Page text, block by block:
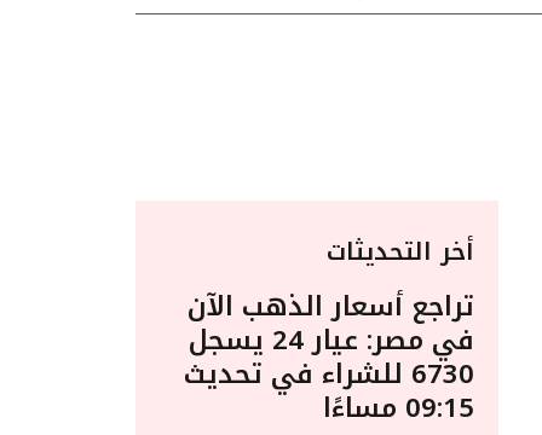
أخر التحديثات
تراجع أسعار الذهب الآن
في مصر: عيار 24 يسجل
6730 للشراء في تحديث
09:15 مساءًا